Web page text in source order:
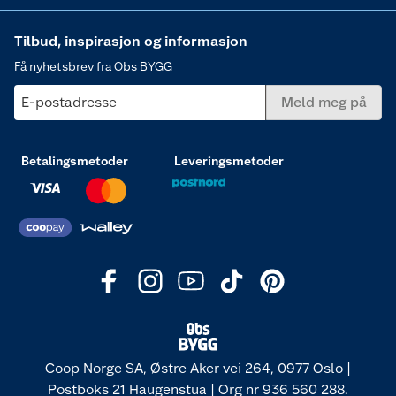
Tilbud, inspirasjon og informasjon
Få nyhetsbrev fra Obs BYGG
E-postadresse Meld meg på
Betalingsmetoder Leveringsmetoder
Coop Norge SA, Østre Aker vei 264, 0977 Oslo |
Postboks 21 Haugenstua | Org nr 936 560 288.